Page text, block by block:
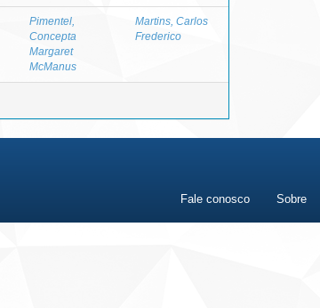
Pimentel,
Concepta
Margaret
McManus
Martins, Carlos
Frederico
Fale conosco Sobre